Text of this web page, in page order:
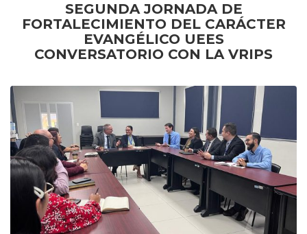
SEGUNDA JORNADA DE
FORTALECIMIENTO DEL CARÁCTER
EVANGÉLICO UEES
CONVERSATORIO CON LA VRIPS